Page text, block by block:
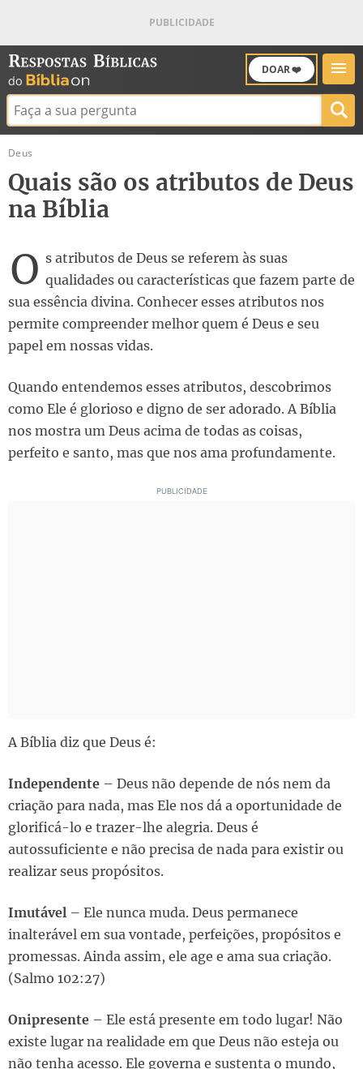
DOAR ❤️
Buscar:
Deus
Quais são os atributos de Deus
na Bíblia
O s atributos de Deus se referem às suas
qualidades ou características que fazem parte de
sua essência divina. Conhecer esses atributos nos
permite compreender melhor quem é Deus e seu
papel em nossas vidas.
Quando entendemos esses atributos, descobrimos
como Ele é glorioso e digno de ser adorado. A Bíblia
nos mostra um Deus acima de todas as coisas,
perfeito e santo, mas que nos ama profundamente.
A Bíblia diz que Deus é:
Independente – Deus não depende de nós nem da
criação para nada, mas Ele nos dá a oportunidade de
glorificá-lo e trazer-lhe alegria. Deus é
autossuficiente e não precisa de nada para existir ou
realizar seus propósitos.
Imutável – Ele nunca muda. Deus permanece
inalterável em sua vontade, perfeições, propósitos e
promessas. Ainda assim, ele age e ama sua criação.
(Salmo 102:27)
Onipresente – Ele está presente em todo lugar! Não
existe lugar na realidade em que Deus não esteja ou
não tenha acesso. Ele governa e sustenta o mundo,